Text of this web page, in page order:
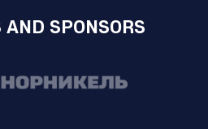
SPONSORS